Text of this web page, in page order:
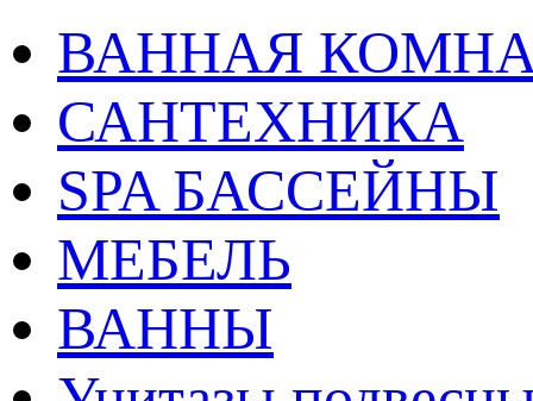
ВАННАЯ
САНТЕХНИКА
SPA БАССЕЙНЫ
МЕБЕЛЬ
ВАННЫ